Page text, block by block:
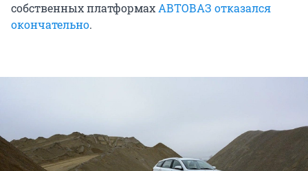
собственных платформах АВТОВАЗ отказался
окончательно.